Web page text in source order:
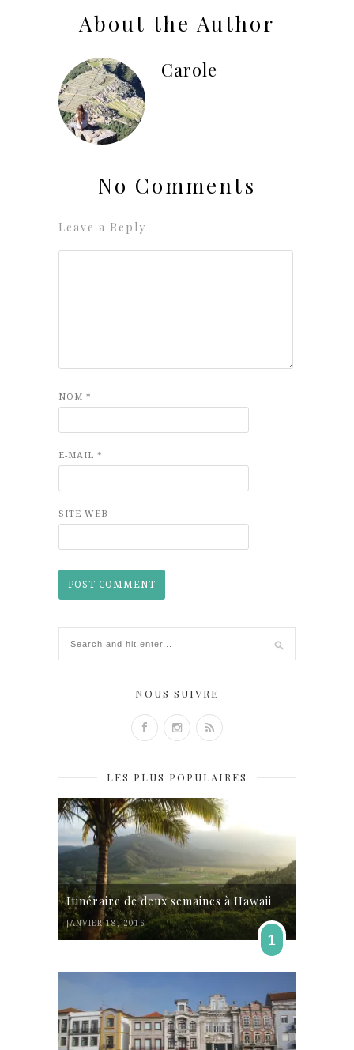
About the Author
Carole
No Comments
Leave a Reply
NOM *
E-MAIL *
SITE WEB
NOUS SUIVRE
LES PLUS POPULAIRES
Itinéraire de deux semaines à Hawaii
JANVIER 18, 2016
1